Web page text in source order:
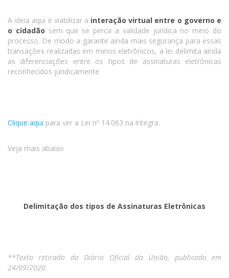
A ideia aqui é viabilizar a interação virtual entre o governo e
o cidadão sem que se perca a validade jurídica no meio do
processo. De modo a garantir ainda mais segurança para essas
transações realizadas em meios eletrônicos, a lei delimita ainda
as diferenciações entre os tipos de assinaturas eletrônicas
reconhecidos juridicamente.
Clique aqui para ver a Lei nº 14.063 na íntegra.
Veja mais abaixo
Delimitação dos tipos de Assinaturas Eletrônicas
**Texto retirado do Diário Oficial da União, publicado em
24/09/2020.